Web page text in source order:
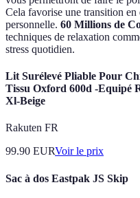
Cela favorise une transition
personnelle. 60 Millions de
techniques de relaxation
stress quotidien.
Lit Surélevé Pliable Pour
Tissu Oxford 600d -Equipé
Xl-Beige
Rakuten FR
99.90 EURVoir le prix
Sac à dos Eastpak JS Skip